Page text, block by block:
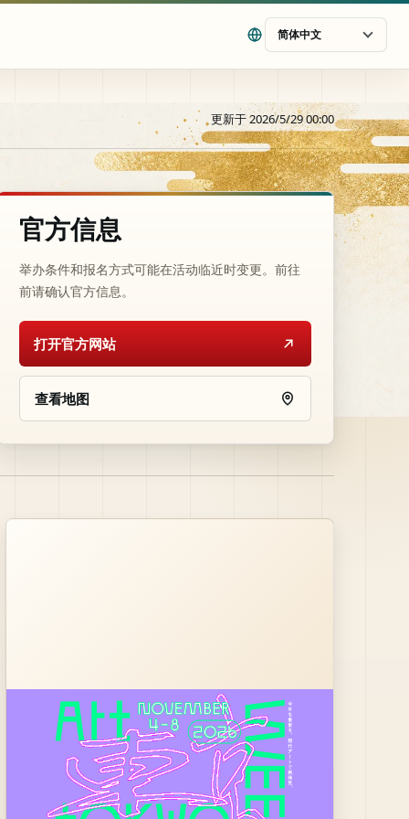
简体中文
更新于 2026/5/29 00:00
官方信息
举办条件和报名方式可能在活动临近时变更。前往
前请确认官方信息。
打开官方网站
查看地图